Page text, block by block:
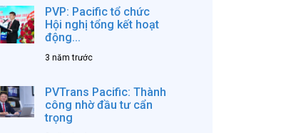
PVP: Pacific tổ chức
Hội nghị tổng kết hoạt
động...
3 năm trước
PVTrans Pacific: Thành
công nhờ đầu tư cẩn
trọng